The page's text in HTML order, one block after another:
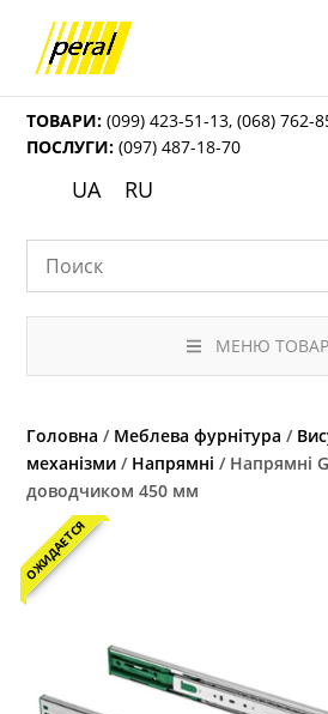
ТОВАРИ: (099) 423-51-13,(068) 762-
ПОСЛУГИ: (097) 487-18-70
UA RU
МЕНЮ
Головна / Меблева фурнітура /
механізми / Напрямні / Напрямні
доводчиком 450 мм
ОЖИДАЕТСЯ